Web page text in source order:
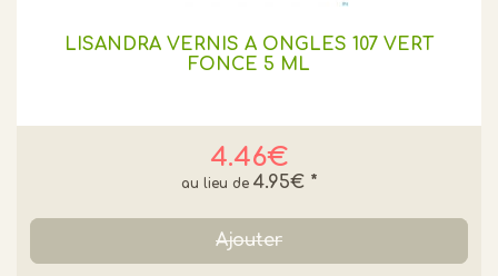
LISANDRA VERNIS A ONGLES 107 VERT
FONCE 5 ML
4.46€
4.95€ *
Ajouter